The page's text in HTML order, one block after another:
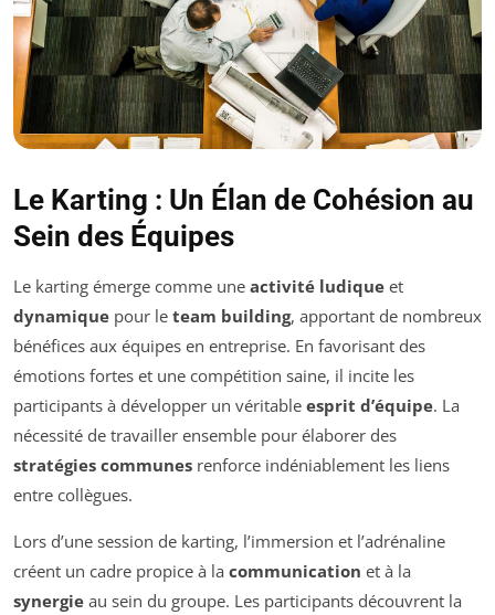
Le Karting : Un Élan de Cohésion au
Sein des Équipes
Le karting émerge comme une activité ludique et
dynamique pour le team building, apportant de nombreux
bénéfices aux équipes en entreprise. En favorisant des
émotions fortes et une compétition saine, il incite les
participants à développer un véritable esprit d’équipe. La
nécessité de travailler ensemble pour élaborer des
stratégies communes renforce indéniablement les liens
entre collègues.
Lors d’une session de karting, l’immersion et l’adrénaline
créent un cadre propice à la communication et à la
synergie au sein du groupe. Les participants découvrent la